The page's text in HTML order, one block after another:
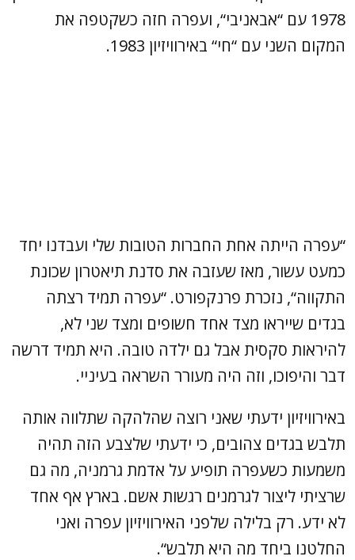
1978 עם “אבאניבי“, ועפרה חזה כשקטפה את
המקום השני עם “חי“ באירוויזיון 1983.
“עפרה הייתה אחת החברות הטובות שלי ועבדנו יחד
כמעט עשור, מאז שעזבה את סדנת תיאטרון שכונת
התקווה“, נזכרת פרנקפורט. “עפרה תמיד רצתה
בגדים שייראו מצד אחד חשופים ומצד שני לא,
להיראות סקסית אבל גם ילדה טובה. היא תמיד דרשה
דבר והיפוכו, וזה היה מעורר השראה בעיניי.
באירוויזיון ידעתי שאני רוצה שהלהקה שתלווה אותה
תלבש בגדים צהובים, כי ידעתי שלצבע הזה תהיה
משמעות כשעפרה תופיע על אדמת גרמניה, מה גם
שרציתי ליצור לגרמנים רגשות אשם. בארץ אף אחד
לא ידע. רק בלילה שלפני האירוויזיון עפרה ואני
החלטנו ביחד מה היא תלבש“.